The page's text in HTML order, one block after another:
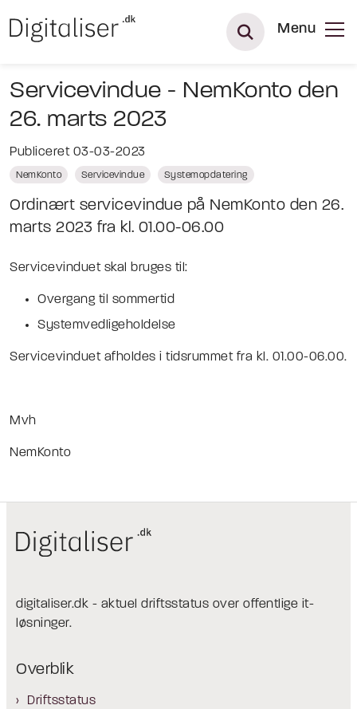
Menu
Servicevindue - NemKonto den
26. marts 2023
Publiceret 03-03-2023
NemKonto Servicevindue Systemopdatering
Ordinært servicevindue på NemKonto den 26.
marts 2023 fra kl. 01.00-06.00
Servicevinduet skal bruges til:
Overgang til sommertid
Systemvedligeholdelse
Servicevinduet afholdes i tidsrummet fra kl. 01.00-06.00.
Mvh
NemKonto
digitaliser.dk - aktuel driftsstatus over offentlige it-
løsninger.
Overblik
Driftsstatus